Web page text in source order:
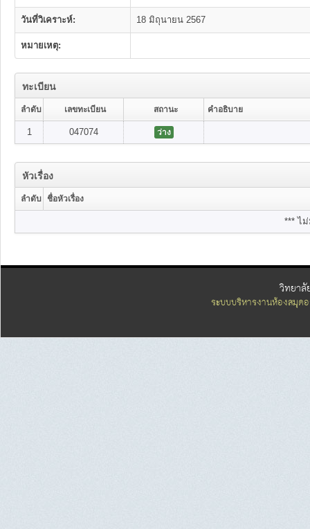
วันที่วิเคราะห์: 18 มิถุนายน 2567
หมายเหตุ:
ทะเบียน
ลำดับ เลขทะเบียน สถานะ คำอธิบาย
1 047074 ว่าง
หัวเรื่อง
ลำดับ ชื่อหัวเรื่อง
*** ไ
วิทยาลั
ระบบบริหารงานห้องสมุด